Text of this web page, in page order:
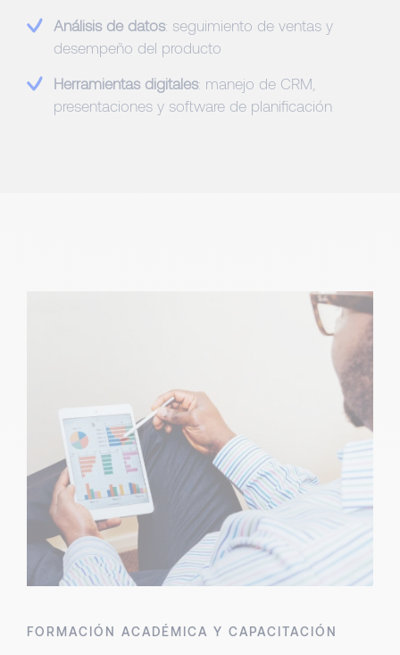
Análisis de datos: seguimiento de ventas y
desempeño del producto
Herramientas digitales: manejo de CRM,
presentaciones y software de planificación
FORMACIÓN ACADÉMICA Y CAPACITACIÓN